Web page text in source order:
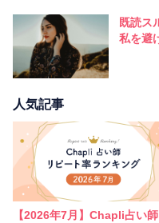
カテゴリー別
鑑定
彼の気持ち
今週の運勢 彼氏
相性 復縁
既読ス
私を避
人気記事
【2026年7月】Chapli占い師